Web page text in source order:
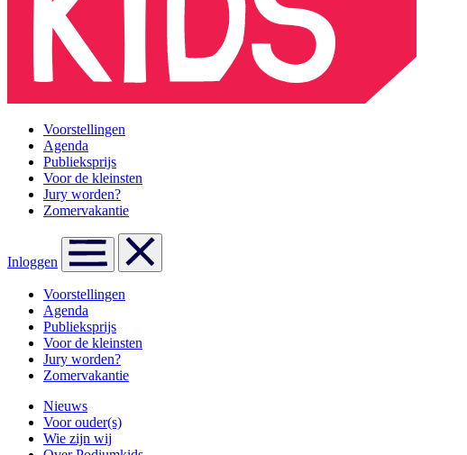
Voorstellingen
Agenda
Publieksprijs
Voor de kleinsten
Jury worden?
Zomervakantie
Inloggen
Voorstellingen
Agenda
Publieksprijs
Voor de kleinsten
Jury worden?
Zomervakantie
Nieuws
Voor ouder(s)
Wie zijn wij